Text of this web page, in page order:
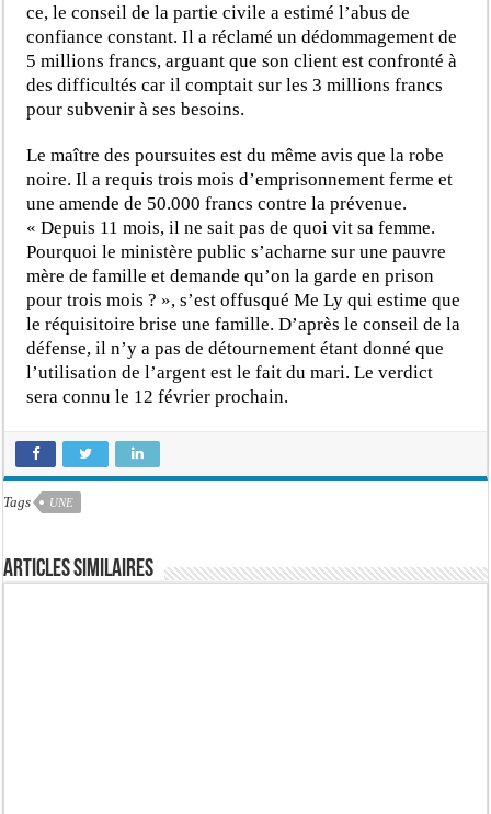
ce, le conseil de la partie civile a estimé l’abus de
confiance constant. Il a réclamé un dédommagement de
5 millions francs, arguant que son client est confronté à
des difficultés car il comptait sur les 3 millions francs
pour subvenir à ses besoins.
Le maître des poursuites est du même avis que la robe
noire. Il a requis trois mois d’emprisonnement ferme et
une amende de 50.000 francs contre la prévenue.
« Depuis 11 mois, il ne sait pas de quoi vit sa femme.
Pourquoi le ministère public s’acharne sur une pauvre
mère de famille et demande qu’on la garde en prison
pour trois mois ? », s’est offusqué Me Ly qui estime que
le réquisitoire brise une famille. D’après le conseil de la
défense, il n’y a pas de détournement étant donné que
l’utilisation de l’argent est le fait du mari. Le verdict
sera connu le 12 février prochain.
Tags UNE
Articles similaires